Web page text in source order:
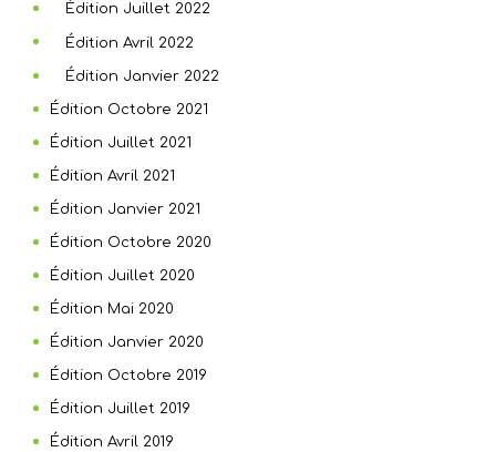
Édition Juillet 2022
Édition Avril 2022
Édition Janvier 2022
Édition Octobre 2021
Édition Juillet 2021
Édition Avril 2021
Édition Janvier 2021
Édition Octobre 2020
Édition Juillet 2020
Édition Mai 2020
Édition Janvier 2020
Édition Octobre 2019
Édition Juillet 2019
Édition Avril 2019